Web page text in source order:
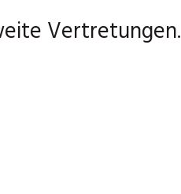
Vertretungen.